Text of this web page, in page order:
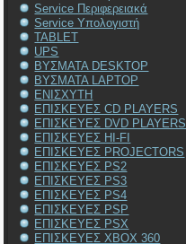
Service Περιφερειακά
Service Υπολογιστή
TABLET
UPS
ΒΥΣΜΑΤΑ DESKTOP
ΒΥΣΜΑΤΑ LAPTOP
ΕΝΙΣΧΥΤΗ
ΕΠΙΣΚΕΥΕΣ CD PLAYERS
ΕΠΙΣΚΕΥΕΣ DVD PLAYERS
ΕΠΙΣΚΕΥΕΣ HI-FI
ΕΠΙΣΚΕΥΕΣ PROJECTORS
ΕΠΙΣΚΕΥΕΣ PS2
ΕΠΙΣΚΕΥΕΣ PS3
ΕΠΙΣΚΕΥΕΣ PS4
ΕΠΙΣΚΕΥΕΣ PSP
ΕΠΙΣΚΕΥΕΣ PSX
ΕΠΙΣΚΕΥΕΣ XBOX 360